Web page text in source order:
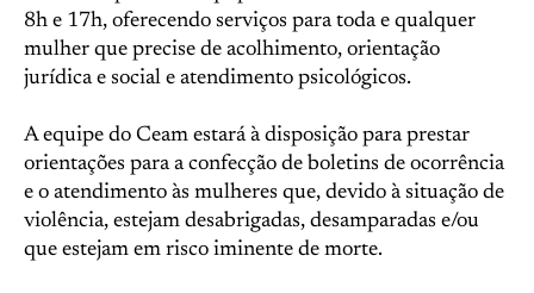
8h e 17h, oferecendo serviços para toda e qualquer
mulher que precise de acolhimento, orientação
jurídica e social e atendimento psicológicos.
A equipe do Ceam estará à disposição para prestar
orientações para a confecção de boletins de ocorrência
e o atendimento às mulheres que, devido à situação de
violência, estejam desabrigadas, desamparadas e/ou
que estejam em risco iminente de morte.